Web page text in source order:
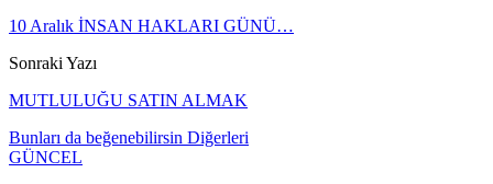
10 Aralık İNSAN HAKLARI GÜNÜ…
Sonraki Yazı
MUTLULUĞU SATIN ALMAK
Bunları da beğenebilirsin Diğerleri
GÜNCEL